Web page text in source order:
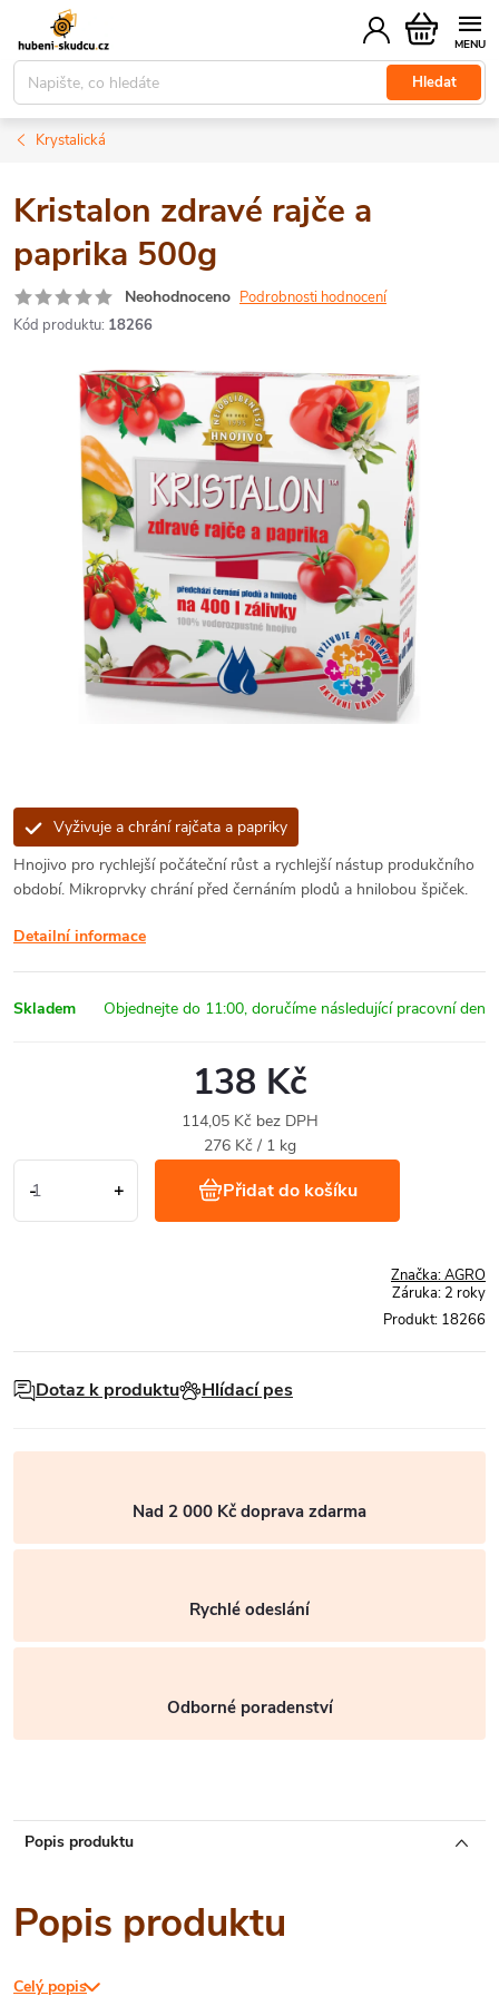
obsah
Hledat
Nákupní
košík
Krystalická
Kristalon zdravé rajče a
paprika 500g
Neohodnoceno Podrobnosti hodnocení
Kód produktu: 18266
Vyživuje a chrání rajčata a papriky
Hnojivo pro rychlejší počáteční růst a rychlejší nástup produkčního
období. Mikroprvky chrání před černáním plodů a hnilobou špiček.
Detailní informace
Skladem
138 Kč
114,05 Kč bez DPH
Měrná
276 Kč / 1 kg
Přidat do košíku
Značka:AGRO
Záruka: 2 roky
Produkt: 18266
Dotaz k produktu Hlídací pes
Nad 2 000 Kč doprava zdarma
Rychlé odeslání
Odborné poradenství
Popis produktu
Popis produktu
Celý popis